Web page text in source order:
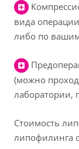
вида
либо по вашим
(можно
лаборатории,
Cтоимость
липофилинга